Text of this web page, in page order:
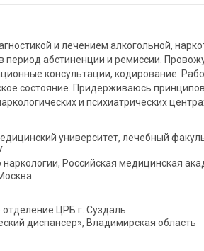
и лечением алкогольной,
абстиненции и ремиссии.
консультации, кодирование.
состояние. Придерживаюсь
и психиатрических
университет, лечебный
Российская медицинская
ЦРБ г. Суздаль
диспансер», Владимирская область